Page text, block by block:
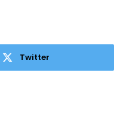
Twitter